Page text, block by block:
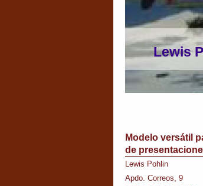
Lewis
Modelo versátil
de
Lewis Pohlin
Apdo. Correos, 9